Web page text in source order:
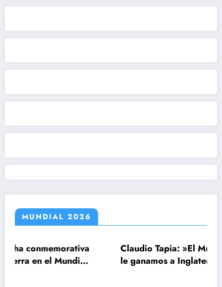
MUNDIAL 2026
Claudio Tapia: »El Mundial se ganó
le ganamos a Inglaterra»